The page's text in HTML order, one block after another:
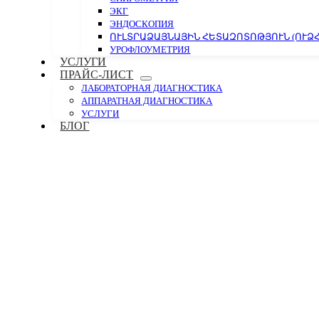
ЭКГ
ЭНДОСКОПИЯ
ՈՒԼՏՐԱՁԱՅՆԱՅԻՆ ՀԵՏԱԶՈՏՈԹՅՈՒՆ
УРОФЛОУМЕТРИЯ
УСЛУГИ
ПРАЙС-ЛИСТ
ЛАБОРАТОРНАЯ ДИАГНОСТИКА
АППАРАТНАЯ ДИАГНОСТИКА
УСЛУГИ
БЛОГ